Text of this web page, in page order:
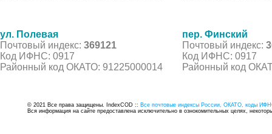
ул. Полевая
Почтовый индекс: 369121
Код ИФНС: 0917
Районный код ОКАТО: 91225000014
пер. Финский
Почтовый индекс:
Код ИФНС: 0917
Районный код
© 2021 Все права защищены. IndexCOD :: Все почтовые индексы России, ОКАТО, коды
Вся информация на сайте предоставлена исключительно в ознокомительных целях,